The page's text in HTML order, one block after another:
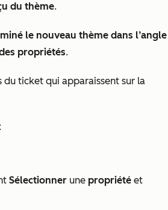
du thème.
le nouveau thème dans l’angle
propriétés.
ticket qui apparaissent sur la
Sélectionner une propriété et